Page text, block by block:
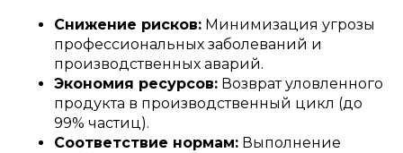
Снижение рисков: Минимизация угрозы
профессиональных заболеваний и
производственных аварий.
Экономия ресурсов: Возврат уловленного
продукта в производственный цикл (до
99% частиц).
Соответствие нормам: Выполнение